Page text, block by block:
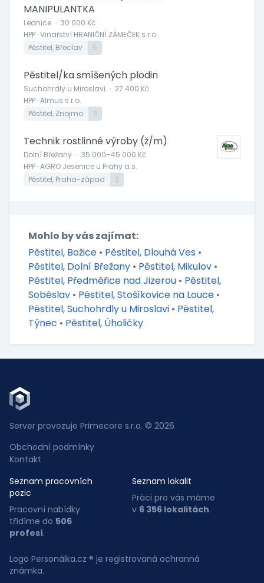
MANIPULANTKA
Lednice · 30 000 Kč
HPP · Vinařství HRANIČNÍ ZÁMEČEK s.r.o.
Pěstitel, Břeclav
5
Pěstitel/ka smíšených plodin
Suchohrdly u Miroslavi · 27 400 Kč
HPP · Almus s.r.o.
Pěstitel, Znojmo
3
Technik rostlinné výroby (ž/m)
Dolní Břežany · 35 000–45 000 Kč
HPP · AGRO Jesenice u Prahy a.s.
Pěstitel, Praha-západ
2
Mohlo by vás zajímat:
Pěstitel, Božice • Pěstitel, Dlouhá Ves •
Pěstitel, Dolní Břežany • Pěstitel, Mikulov •
Pěstitel, Předměřice nad Jizerou • Pěstitel,
Soběslav • Pěstitel, Stošíkovice na Louce •
Pěstitel, Suchohrdly u Miroslavi • Pěstitel,
Týnec • Pěstitel, Úholičky
Server provozuje Primecore s.r.o. © 2026
Obchodní podmínky
Kontakt
Seznam pracovních
pozic
Pracovní nabídky
třídíme do 506
profesí.
Seznam lokalit
Práci pro vás máme
v 6 356 lokalitách.
Logo Personálka.cz ® je registrovaná ochranná
známka.